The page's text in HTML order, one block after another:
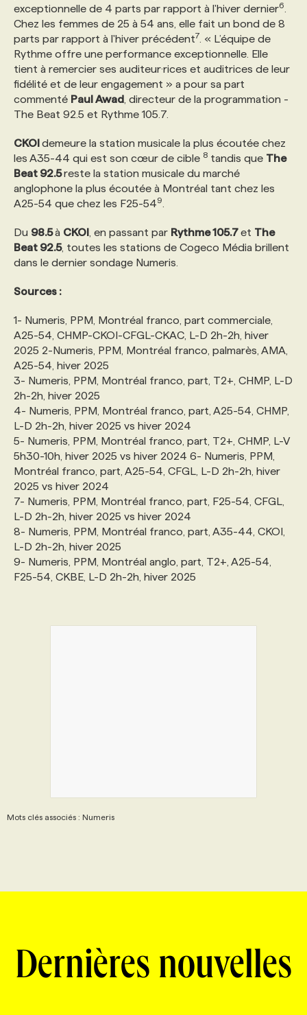
exceptionnelle de 4 parts par rapport à l'hiver dernier6
Chez les femmes de 25 à 54 ans, elle fait un bond de 8
parts par rapport à l'hiver précédent7
. « L’équipe de
Rythme offre une performance exceptionnelle. Elle
tient à remercier ses auditeur·rices et auditrices de leur
fidélité et de leur engagement » a pour sa part
commenté Paul Awad , directeur de la programmation -
The Beat 92.5 et Rythme 105.7.
CKOIdemeure la station musicale la plus écoutée chez
les A35-44 qui est son cœur de cible 8 tandis que The
Beat 92.5reste la station musicale du marché
anglophone la plus écoutée à Montréal tant chez les
A25-54 que chez les F25-549
Du 98.5à CKOI , en passant par Rythme 105.7et The
Beat 92.5, toutes les stations de Cogeco Média brillent
dans le dernier sondage Numeris.
Sources :
1- Numeris, PPM, Montréal franco, part commerciale,
A25-54, CHMP-CKOI-CFGL-CKAC, L-D 2h-2h, hiver
2025 2-Numeris, PPM, Montréal franco, palmarès, AMA,
A25-54, hiver 2025
3- Numeris, PPM, Montréal franco, part, T2+, CHMP, L-D
2h-2h, hiver 2025
4- Numeris, PPM, Montréal franco, part, A25-54, CHMP,
L-D 2h-2h, hiver 2025 vs hiver 2024
5- Numeris, PPM, Montréal franco, part, T2+, CHMP, L-V
5h30-10h, hiver 2025 vs hiver 2024 6- Numeris, PPM,
Montréal franco, part, A25-54, CFGL, L-D 2h-2h, hiver
2025 vs hiver 2024
7- Numeris, PPM, Montréal franco, part, F25-54, CFGL,
L-D 2h-2h, hiver 2025 vs hiver 2024
8- Numeris, PPM, Montréal franco, part, A35-44, CKOI,
L-D 2h-2h, hiver 2025
9- Numeris, PPM, Montréal anglo, part, T2+, A25-54,
F25-54, CKBE, L-D 2h-2h, hiver 2025
Mots clés associés : Numeris
Dernières nouvelles